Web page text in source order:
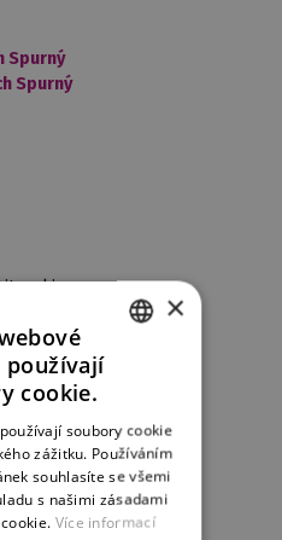
Spurný
Spurný
Martin Marek
Sulženko
GERMAN
×
používají
cookie.
soubory cookie
zážitku. Používáním
souhlasíte se všemi
s našimi zásadami
Více informací